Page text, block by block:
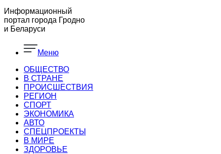
Информационный
портал города Гродно
и Беларуси
Меню
ОБЩЕСТВО
В СТРАНЕ
ПРОИСШЕСТВИЯ
РЕГИОН
CПОРТ
ЭКОНОМИКА
АВТО
СПЕЦПРОЕКТЫ
В МИРЕ
ЗДОРОВЬЕ